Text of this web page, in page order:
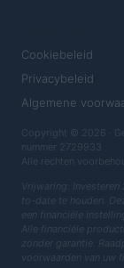
Cookiebeleid
Privacybeleid
Algemene
Copyright © 2026 ·
nummer 2729933
Alle rechten
Vrijwaring: Investeren
to-date te houden.
een financiële
Alle financiële
zonder garantie.
voorwaarden van uw